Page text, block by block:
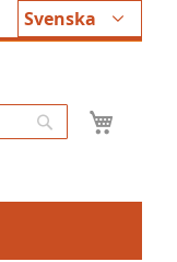
Språk
Svenska
Sök